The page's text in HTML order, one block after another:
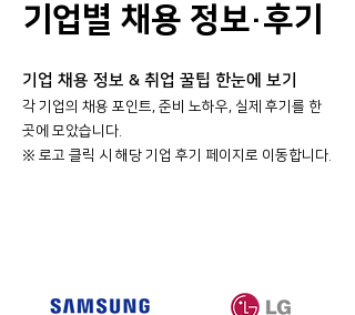
기업별 채용 정보·후기
기업 채용 정보 & 취업 꿀팁 한눈에 보기
각 기업의 채용 포인트, 준비 노하우, 실제 후기를 한
곳에 모았습니다.
​※ 로고 클릭 시 해당 기업 후기 페이지로 이동합니다.